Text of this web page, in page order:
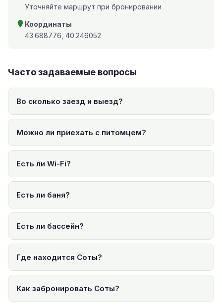
Уточняйте маршрут при бронировании
Координаты
43.688776, 40.246052
Часто задаваемые вопросы
Во сколько заезд и выезд?
Можно ли приехать с питомцем?
Есть ли Wi-Fi?
Есть ли баня?
Есть ли бассейн?
Где находится Соты?
Как забронировать Соты?